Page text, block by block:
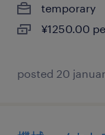
temporary
¥1250.00
posted 20